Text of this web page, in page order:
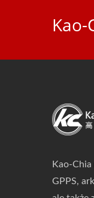
Kao-
Kao-
GPPS,